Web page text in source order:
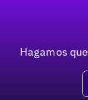
Hagamos